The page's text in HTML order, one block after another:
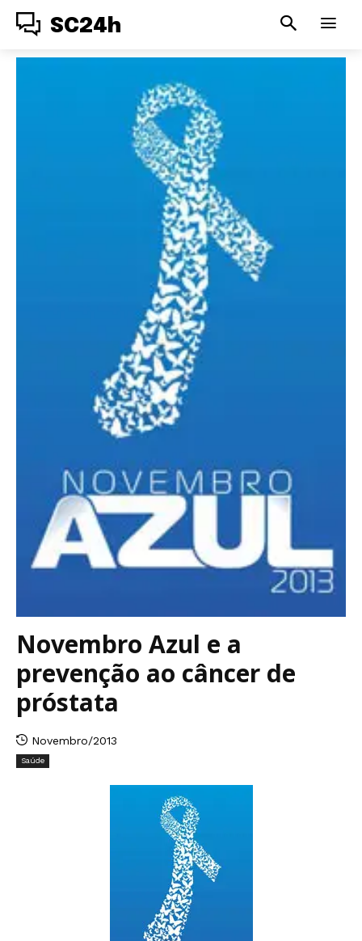
SC24h
Novembro Azul e a
prevenção ao câncer de
próstata
Novembro/2013
Saúde